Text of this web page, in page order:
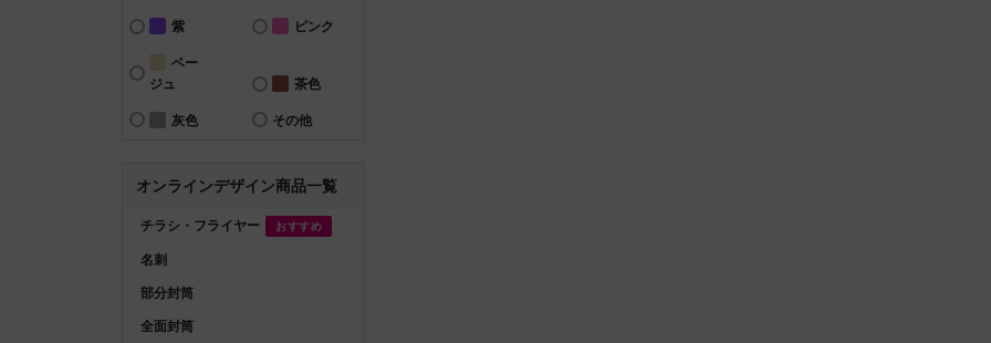
紫 ピンク
ベー
ジュ
茶色
灰色 その他
オンラインデザイン商品一覧
チラシ・フライヤー おすすめ
名刺
部分封筒
全面封筒